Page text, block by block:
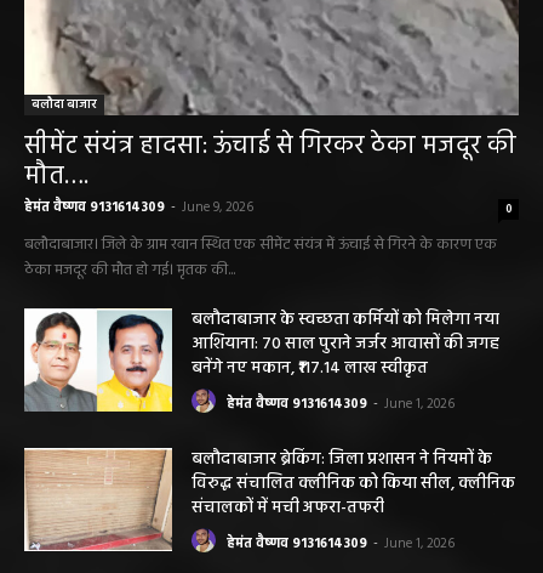
बलौदा बाजार
सीमेंट संयंत्र हादसा: ऊंचाई से गिरकर ठेका मजदूर की
मौत….
हेमंत वैष्णव 9131614309 - June 9, 2026 0
बलौदाबाजार। जिले के ग्राम रवान स्थित एक सीमेंट संयंत्र में ऊंचाई से गिरने के कारण एक
ठेका मजदूर की मौत हो गई। मृतक की...
बलौदाबाजार के स्वच्छता कर्मियों को मिलेगा नया
आशियाना: 70 साल पुराने जर्जर आवासों की जगह
बनेंगे नए मकान, ₹117.14 लाख स्वीकृत
हेमंत वैष्णव 9131614309 - June 1, 2026
बलौदाबाजार ब्रेकिंग: जिला प्रशासन ने नियमों के
विरुद्ध संचालित क्लीनिक को किया सील, क्लीनिक
संचालकों में मची अफरा-तफरी
हेमंत वैष्णव 9131614309 - June 1, 2026